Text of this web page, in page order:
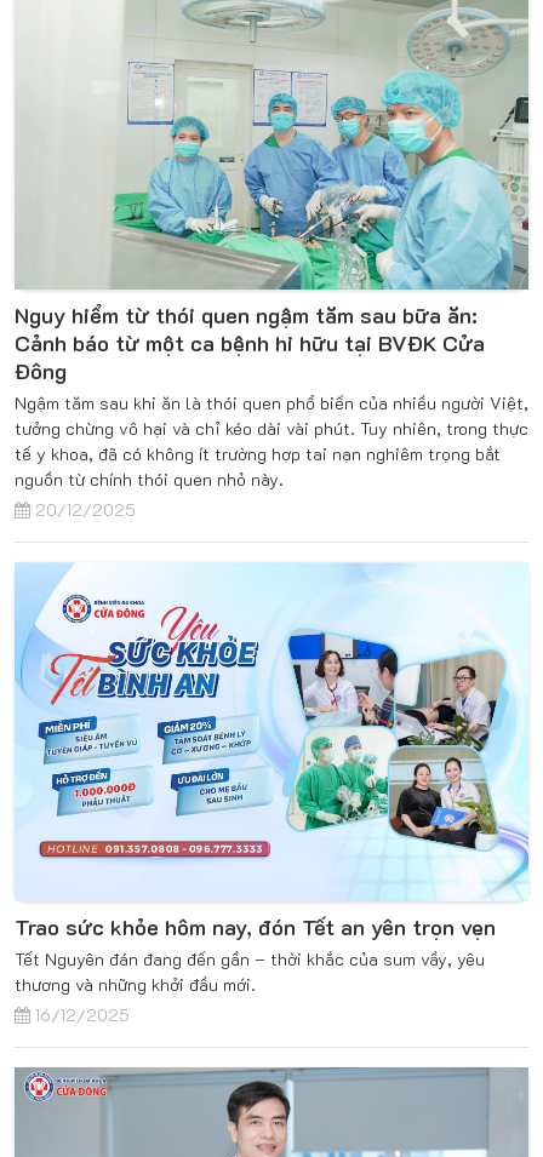
Nguy hiểm từ thói quen ngậm tăm sau bữa ăn:
Cảnh báo từ một ca bệnh hi hữu tại BVĐK Cửa
Đông
Ngậm tăm sau khi ăn là thói quen phổ biến của nhiều người Việt,
tưởng chừng vô hại và chỉ kéo dài vài phút. Tuy nhiên, trong thực
tế y khoa, đã có không ít trường hợp tai nạn nghiêm trọng bắt
nguồn từ chính thói quen nhỏ này.
20/12/2025
Trao sức khỏe hôm nay, đón Tết an yên trọn vẹn
Tết Nguyên đán đang đến gần – thời khắc của sum vầy, yêu
thương và những khởi đầu mới.
16/12/2025